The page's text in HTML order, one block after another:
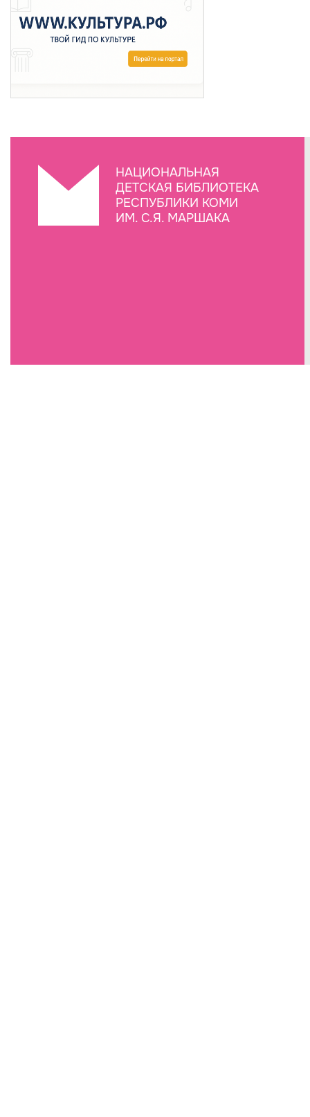
НАЦИОНАЛЬНАЯ
ДЕТСКАЯ БИБЛИОТЕКА
РЕСПУБЛИКИ КОМИ
ИМ. С.Я. МАРШАКА